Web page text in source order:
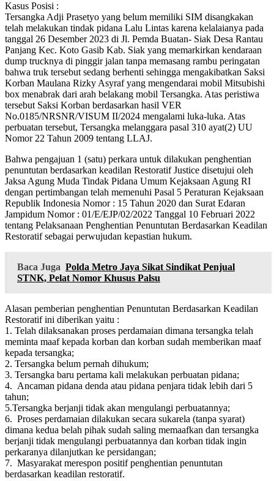
Kasus Posisi :
Tersangka Adji Prasetyo yang belum memiliki SIM disangkakan
telah melakukan tindak pidana Lalu Lintas karena kelalaianya pada
tanggal 26 Desember 2023 di Jl. Pemda Buatan- Siak Desa Rantau
Panjang Kec. Koto Gasib Kab. Siak yang memarkirkan kendaraan
dump trucknya di pinggir jalan tanpa memasang rambu peringatan
bahwa truk tersebut sedang berhenti sehingga mengakibatkan Saksi
Korban Maulana Rizky Asyraf yang mengendarai mobil Mitsubishi
box menabrak dari arah belakang mobil Tersangka. Atas peristiwa
tersebut Saksi Korban berdasarkan hasil VER
No.0185/NRSNR/VISUM II/2024 mengalami luka-luka. Atas
perbuatan tersebut, Tersangka melanggara pasal 310 ayat(2) UU
Nomor 22 Tahun 2009 tentang LLAJ.
Bahwa pengajuan 1 (satu) perkara untuk dilakukan penghentian
penuntutan berdasarkan keadilan Restoratif Justice disetujui oleh
Jaksa Agung Muda Tindak Pidana Umum Kejaksaan Agung RI
dengan pertimbangan telah memenuhi Pasal 5 Peraturan Kejaksaan
Republik Indonesia Nomor : 15 Tahun 2020 dan Surat Edaran
Jampidum Nomor : 01/E/EJP/02/2022 Tanggal 10 Februari 2022
tentang Pelaksanaan Penghentian Penuntutan Berdasarkan Keadilan
Restoratif sebagai perwujudan kepastian hukum.
Baca Juga Polda Metro Jaya Sikat Sindikat Penjual
STNK, Pelat Nomor Khusus Palsu
Alasan pemberian penghentian Penuntutan Berdasarkan Keadilan
Restoratif ini diberikan yaitu :
1. Telah dilaksanakan proses perdamaian dimana tersangka telah
meminta maaf kepada korban dan korban sudah memberikan maaf
kepada tersangka;
2. Tersangka belum pernah dihukum;
3. Tersangka baru pertama kali melakukan perbuatan pidana;
4. Ancaman pidana denda atau pidana penjara tidak lebih dari 5
tahun;
5.Tersangka berjanji tidak akan mengulangi perbuatannya;
6. Proses perdamaian dilakukan secara sukarela (tanpa syarat)
dimana kedua belah pihak sudah saling memaafkan dan tersangka
berjanji tidak mengulangi perbuatannya dan korban tidak ingin
perkaranya dilanjutkan ke persidangan;
7. Masyarakat merespon positif penghentian penuntutan
berdasarkan keadilan restoratif.